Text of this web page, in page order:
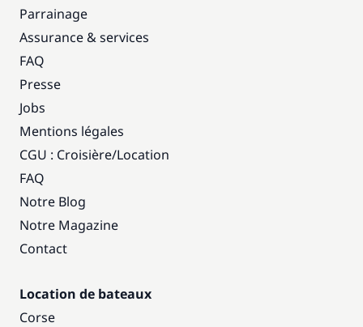
Parrainage
Assurance & services
FAQ
Presse
Jobs
Mentions légales
CGU : Croisière/Location
FAQ
Notre Blog
Notre Magazine
Contact
Location de bateaux
Corse